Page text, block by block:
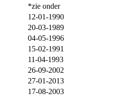
*zie onder
12-01-1990
20-03-1989
04-05-1996
15-02-1991
11-04-1993
26-09-2002
27-01-2013
17-08-2003